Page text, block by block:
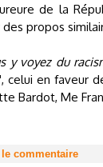
de la
propos
y voyez du
celui en faveur
Bardot, Me
commentaire